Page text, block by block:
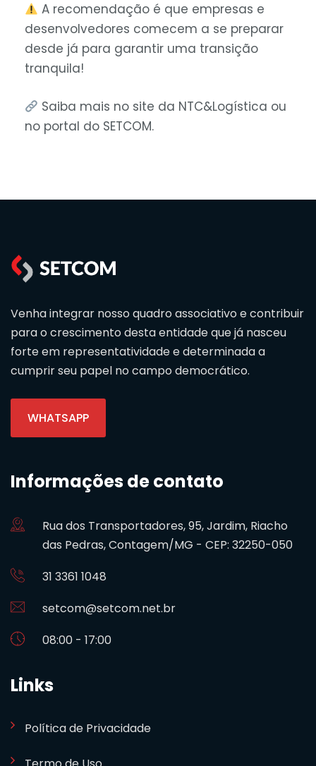
A recomendação é que empresas e
desenvolvedores comecem a se preparar
desde já para garantir uma transição
tranquila!
Saiba mais no site da NTC&Logística ou
no portal do SETCOM.
Venha integrar nosso quadro associativo e contribuir
para o crescimento desta entidade que já nasceu
forte em representatividade e determinada a
cumprir seu papel no campo democrático.
WHATSAPP
Informações de contato
Rua dos Transportadores, 95, Jardim, Riacho
das Pedras, Contagem/MG - CEP: 32250-050
31 3361 1048
setcom@setcom.net.br
08:00 - 17:00
Links
Política de Privacidade